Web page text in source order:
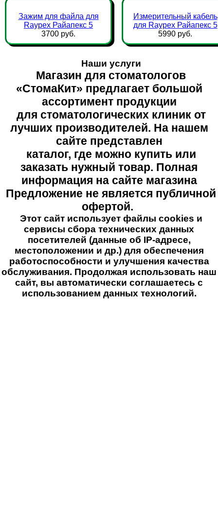
Зажим для файла для
Raypex Райапекс 5
3700 руб.
Измерительный кабель
для Raypex Райапекс 5
5990 руб.
Наши услуги
Магазин для стоматологов
«СтомаКит» предлагает большой
ассортимент продукции
для стоматологических клиник от
лучших производителей. На нашем
сайте представлен
каталог, где можно купить или
заказать нужный товар. Полная
информация на сайте магазина
Предложение не является публичной
офертой.
Этот сайт использует файлы cookies и
сервисы сбора технических данных
посетителей (данные об IP-адресе,
местоположении и др.) для обеспечения
работоспособности и улучшения качества
обслуживания. Продолжая использовать наш
сайт, вы автоматически соглашаетесь с
использованием данных технологий.